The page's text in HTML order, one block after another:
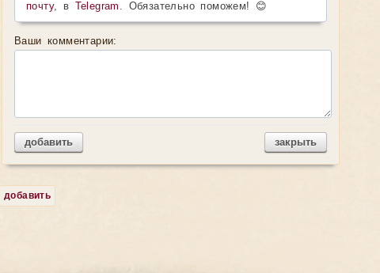
почту, в Telegram . Обязательно поможем! 😊
Ваши комментарии:
добавить закрыть
добавить